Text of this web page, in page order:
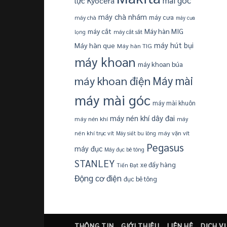
máy chà máy chà nhám máy cưa máy cưa
lọng máy cắt máy cắt sắt Máy hàn MIG
Máy hàn que Máy hàn TIG máy hút bụi
máy khoan máy khoan búa
máy khoan điện Máy mài
máy mài góc máy mài khuôn
máy nén khí máy nén khí dây đai máy
nén khí trục vít Máy siết bu lông máy vặn vít
máy đục Máy đục bê tông Pegasus
STANLEY Tiến Đạt xe đẩy hàng
Động cơ điện đục bê tông